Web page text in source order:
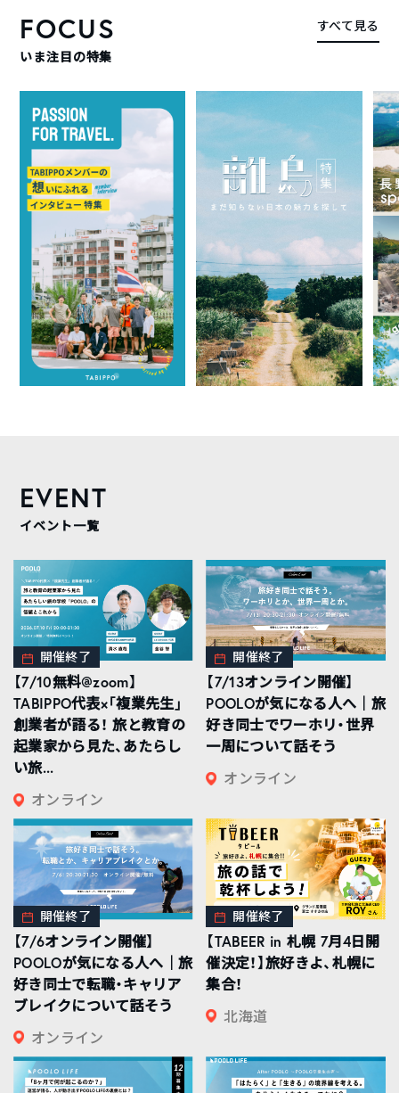
FOCUS
いま注目の特集
すべて見る
EVENT
イベント一覧
開催終了
【7/10無料@zoom】
TABIPPO代表×「複業先生」
創業者が語る！ 旅と教育の
起業家から見た、あたらし
い旅...
オンライン
開催終了
【7/13オンライン開催】
POOLOが気になる人へ｜旅
好き同士でワーホリ・世界
一周について話そう
オンライン
開催終了
【7/6オンライン開催】
POOLOが気になる人へ｜旅
好き同士で転職・キャリア
ブレイクについて話そう
オンライン
開催終了
【TABEER in 札幌 7月4日開
催決定！】旅好きよ、札幌に
集合！
北海道